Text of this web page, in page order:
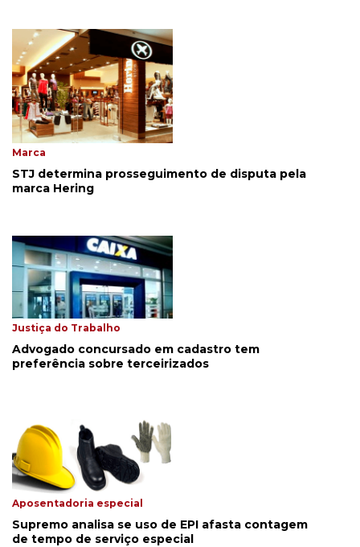
Marca
STJ determina prosseguimento de disputa pela
marca Hering
Justiça do Trabalho
Advogado concursado em cadastro tem
preferência sobre terceirizados
Aposentadoria especial
Supremo analisa se uso de EPI afasta contagem
de tempo de serviço especial